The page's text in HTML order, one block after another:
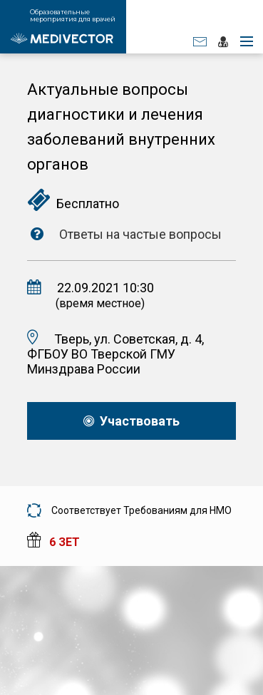
Образовательные
мероприятия для врачей
Актуальные вопросы
диагностики и лечения
заболеваний внутренних
органов
Бесплатно
Ответы на частые вопросы
22.09.2021 10:30
(время местное)
Тверь, ул. Советская, д. 4,
ФГБОУ ВО Тверской ГМУ
Минздрава России
Участвовать
Соответствует Требованиям для НМО
6 ЗЕТ